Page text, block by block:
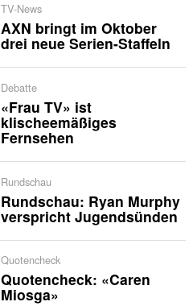
TV-News
AXN bringt im Oktober
drei neue Serien-Staffeln
Debatte
«Frau TV» ist
klischeemäßiges
Fernsehen
Rundschau
Rundschau: Ryan Murphy
verspricht Jugendsünden
Quotencheck
Quotencheck: «Caren
Miosga»